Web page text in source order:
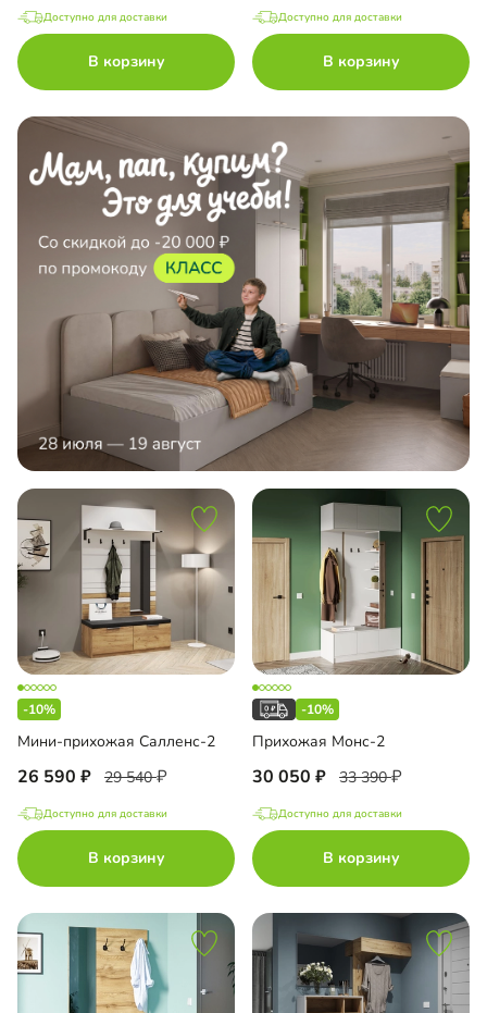
Доступно для доставки
В корзину
Доступно для доставки
В корзину
-10%
Мини-прихожая Салленс-2
26 590 29 540
Доступно для доставки
В корзину
-10%
Прихожая Монс-2
30 050 33 390
Доступно для доставки
В корзину